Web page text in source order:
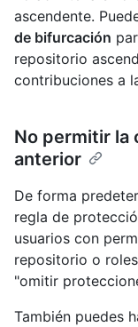
ascendente.
de bifurcación
repositorio
contribuciones a
No permitir la
anterior
De forma
regla de
usuarios con
repositorio o
"omitir
También puedes